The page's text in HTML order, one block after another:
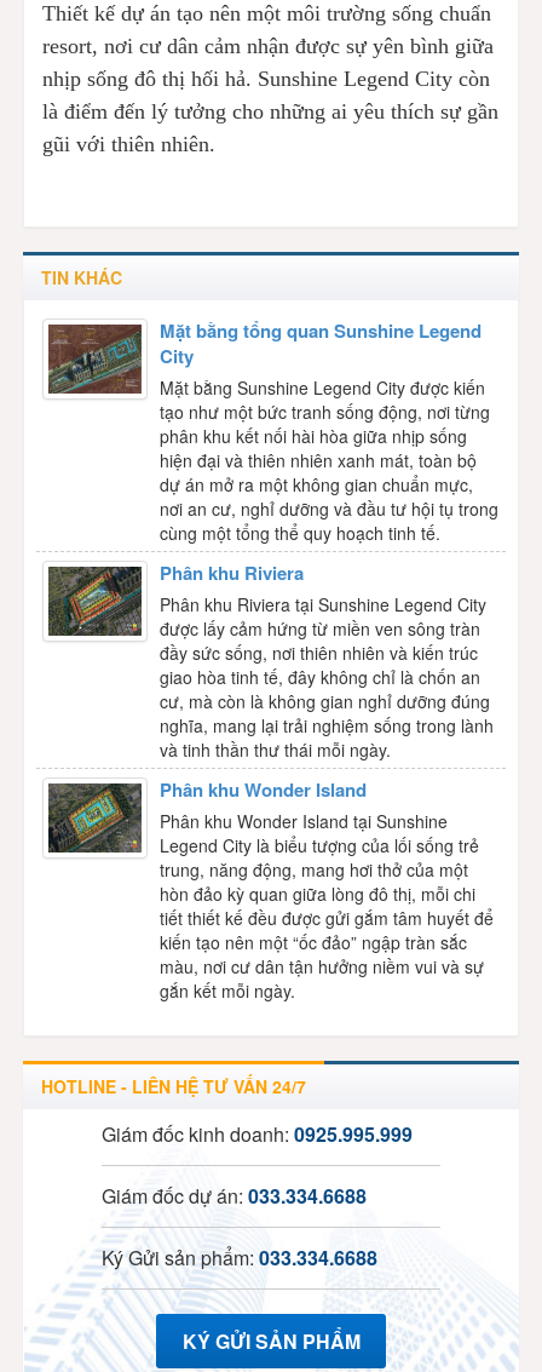
Thiết kế dự án tạo nên một môi trường sống chuẩn
resort, nơi cư dân cảm nhận được sự yên bình giữa
nhịp sống đô thị hối hả. Sunshine Legend City còn
là điểm đến lý tưởng cho những ai yêu thích sự gần
gũi với thiên nhiên.
TIN KHÁC
Mặt bằng tổng quan Sunshine Legend
City
Mặt bằng Sunshine Legend City được kiến
tạo như một bức tranh sống động, nơi từng
phân khu kết nối hài hòa giữa nhịp sống
hiện đại và thiên nhiên xanh mát, toàn bộ
dự án mở ra một không gian chuẩn mực,
nơi an cư, nghỉ dưỡng và đầu tư hội tụ trong
cùng một tổng thể quy hoạch tinh tế.
Phân khu Riviera
Phân khu Riviera tại Sunshine Legend City
được lấy cảm hứng từ miền ven sông tràn
đầy sức sống, nơi thiên nhiên và kiến trúc
giao hòa tinh tế, đây không chỉ là chốn an
cư, mà còn là không gian nghỉ dưỡng đúng
nghĩa, mang lại trải nghiệm sống trong lành
và tinh thần thư thái mỗi ngày.
Phân khu Wonder Island
Phân khu Wonder Island tại Sunshine
Legend City là biểu tượng của lối sống trẻ
trung, năng động, mang hơi thở của một
hòn đảo kỳ quan giữa lòng đô thị, mỗi chi
tiết thiết kế đều được gửi gắm tâm huyết để
kiến tạo nên một “ốc đảo” ngập tràn sắc
màu, nơi cư dân tận hưởng niềm vui và sự
gắn kết mỗi ngày.
HOTLINE - LIÊN HỆ TƯ VẤN 24/7
Giám đốc kinh doanh: 0925.995.999
Giám đốc dự án: 033.334.6688
Ký Gửi sản phẩm: 033.334.6688
KÝ GỬI SẢN PHẨM